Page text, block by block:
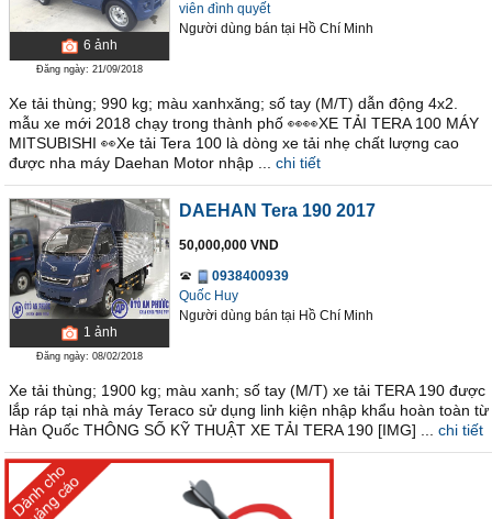
6 ảnh
Đăng ngày: 21/09/2018
viên đình quyết
Người dùng bán tại Hồ Chí Minh
Xe tải thùng; 990 kg; màu xanhxăng; số tay (M/T) dẫn động 4x2.
mẫu xe mới 2018 chạy trong thành phố 👀👀XE TẢI TERA 100 MÁY
MITSUBISHI 👀Xe tải Tera 100 là dòng xe tải nhẹ chất lượng cao
được nha máy Daehan Motor nhập ...
chi tiết
1 ảnh
Đăng ngày: 08/02/2018
DAEHAN Tera 190 2017
50,000,000 VND
0938400939
Quốc Huy
Người dùng bán tại Hồ Chí Minh
Xe tải thùng; 1900 kg; màu xanh; số tay (M/T) xe tải TERA 190 được
lắp ráp tại nhà máy Teraco sử dụng linh kiện nhập khẩu hoàn toàn từ
Hàn Quốc THÔNG SỐ KỸ THUẬT XE TẢI TERA 190 [IMG] ...
chi tiết